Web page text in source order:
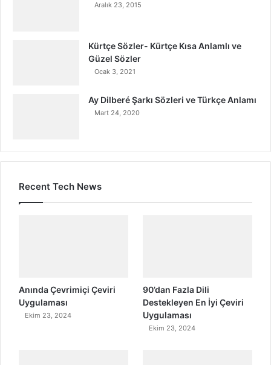
Aralık 23, 2015
Kürtçe Sözler- Kürtçe Kısa Anlamlı ve
Güzel Sözler
Ocak 3, 2021
Ay Dilberé Şarkı Sözleri ve Türkçe Anlamı
Mart 24, 2020
Recent Tech News
Anında Çevrimiçi Çeviri
Uygulaması
Ekim 23, 2024
90’dan Fazla Dili
Destekleyen En İyi Çeviri
Uygulaması
Ekim 23, 2024